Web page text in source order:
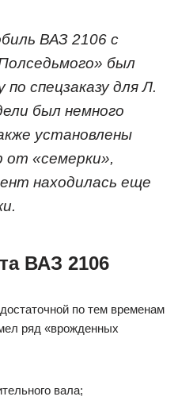
ВАЗ 2106 с
был
спецзаказу для Л.
был немного
установлены
от «семерки»,
находилась еще
ВАЗ 2106
по тем временам
ряд «врожденных
вала;